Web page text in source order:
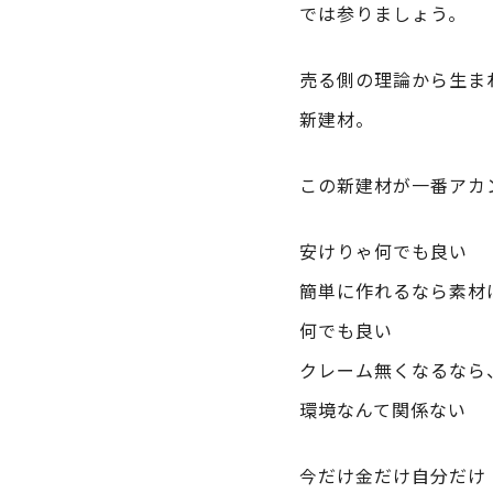
では参りましょう。
売る側の理論から生ま
新建材。
この新建材が一番アカ
安けりゃ何でも良い
簡単に作れるなら素材
何でも良い
クレーム無くなるなら、
環境なんて関係ない
今だけ金だけ自分だけ